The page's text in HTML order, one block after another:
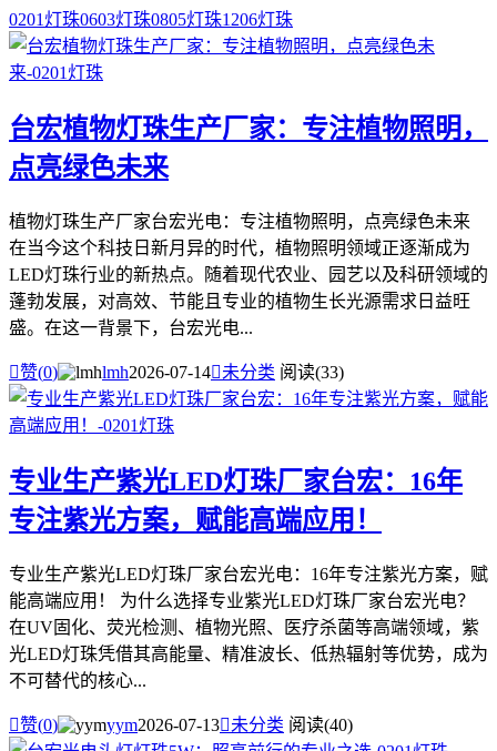
0201灯珠0603灯珠0805灯珠1206灯珠
台宏植物灯珠生产厂家：专注植物照明，
点亮绿色未来
植物灯珠生产厂家台宏光电：专注植物照明，点亮绿色未来
在当今这个科技日新月异的时代，植物照明领域正逐渐成为
LED灯珠行业的新热点。随着现代农业、园艺以及科研领域的
蓬勃发展，对高效、节能且专业的植物生长光源需求日益旺
盛。在这一背景下，台宏光电...
赞(0) lmh2026-07-14未分类 阅读(33)
专业生产紫光LED灯珠厂家台宏：16年
专注紫光方案，赋能高端应用！
专业生产紫光LED灯珠厂家台宏光电：16年专注紫光方案，赋
能高端应用！ 为什么选择专业紫光LED灯珠厂家台宏光电？
在UV固化、荧光检测、植物光照、医疗杀菌等高端领域，紫
光LED灯珠凭借其高能量、精准波长、低热辐射等优势，成为
不可替代的核心...
赞(0) yym2026-07-13未分类 阅读(40)